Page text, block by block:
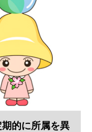
的に所属を異